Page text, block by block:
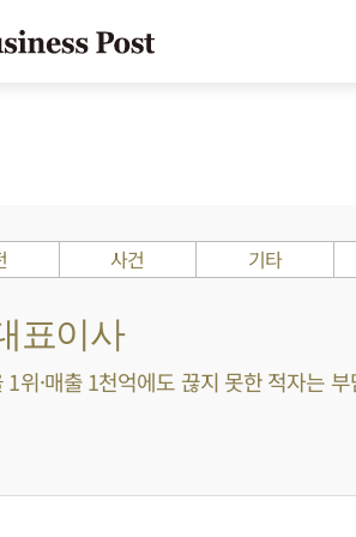
사건 기타
표이사
위·매출 1천억에도 끊지 못한 적자는